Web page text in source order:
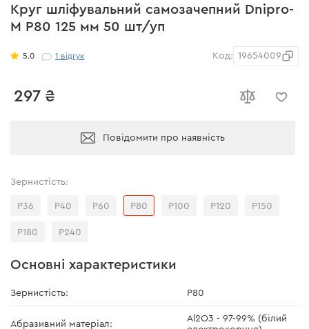
Круг шліфувальний самозачепний Dnipro-
M Р80 125 мм 50 шт/уп
5.0 1 відгук Код: 19654009
297 ₴
Повідомити про наявність
Зернистість:
Р36 Р40 Р60 Р80 Р100 Р120 Р150
Р180 Р240
Основні характеристики
Зернистість: Р80
Абразивний матеріал:
Al2O3 - 97-99% (білий